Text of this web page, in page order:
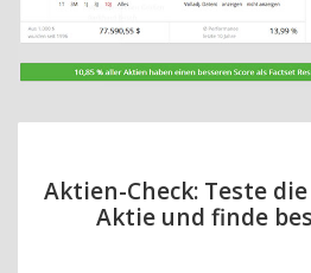
Aktien-Check: Teste
Aktie und finde